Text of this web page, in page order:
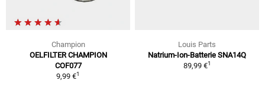
Champion
OELFILTER CHAMPION
COF077
9,99 €1
Louis Parts
Natrium-Ion-Batterie SNA14Q
89,99 €1